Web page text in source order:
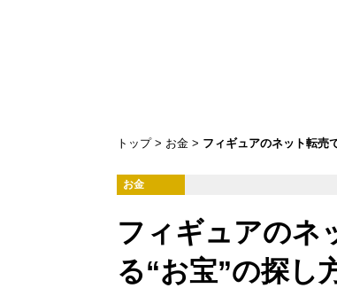
トップ お金
フィギュアのネット転売
お金
フィギュアのネ
る“お宝”の探し